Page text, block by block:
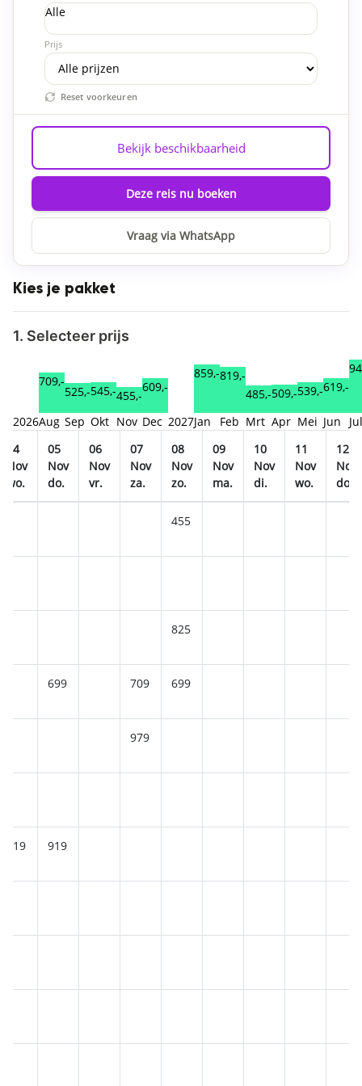
Alle
Prijs
Reset voorkeuren
Bekijk beschikbaarheid
Deze reis nu boeken
Vraag via WhatsApp
Kies je pakket
1. Selecteer prijs
2026
709,-
Aug
525,-
Sep
545,-
Okt
455,-
Nov
609,-
Dec 2027
859,-
Jan
819,-
Feb
485,-
Mrt
509,-
Apr
539,-
Mei
619,-
Jun
Jul
04
Nov
wo.
05
Nov
do.
06
Nov
vr.
07
Nov
za.
08
Nov
zo.
09
Nov
ma.
10
Nov
di.
11
Nov
wo.
12
Nov
do.
455
825
699 709 699
979
919 919